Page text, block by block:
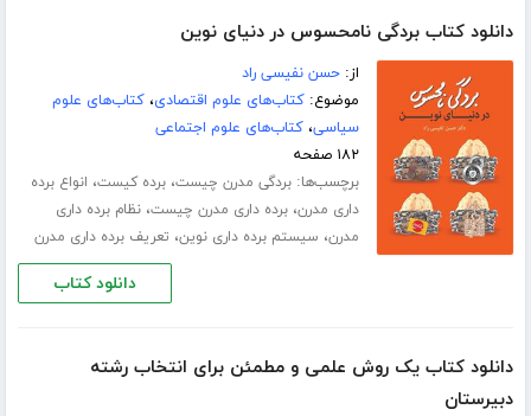
دانلود کتاب بردگی نامحسوس در دنیای نوین
از:حسن نفیسی راد
موضوع:کتاب‌های علوم اقتصادی،کتاب‌های علوم
سیاسی،کتاب‌های علوم اجتماعی
۱۸۲ صفحه
برچسب‌ها:بردگی مدرن چیست،برده کیست، انواع برده
داری مدرن،برده داری مدرن چیست،نظام برده داری
مدرن، سیستم برده داری نوین، تعریف برده داری مدرن
دانلود کتاب
دانلود کتاب یک روش علمی و مطمئن برای انتخاب رشته
دبیرستان